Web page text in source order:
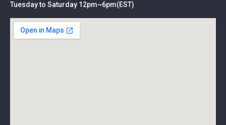
Tuesday to Saturday 12pm~6pm(EST)